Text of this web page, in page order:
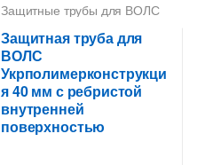
Защитные трубы для ВОЛС
40 мм
Защитная труба для
ВОЛС
Укрполимерконструкци
я 40 мм с ребристой
внутренней
поверхностью